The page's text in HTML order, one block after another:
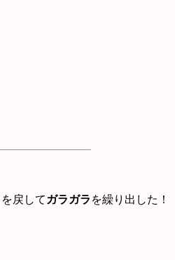
を戻して ガラガラ を繰り出した！